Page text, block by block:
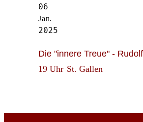
06
Jan.
2025
Die "innere Treue" -
19 Uhr St. Gallen